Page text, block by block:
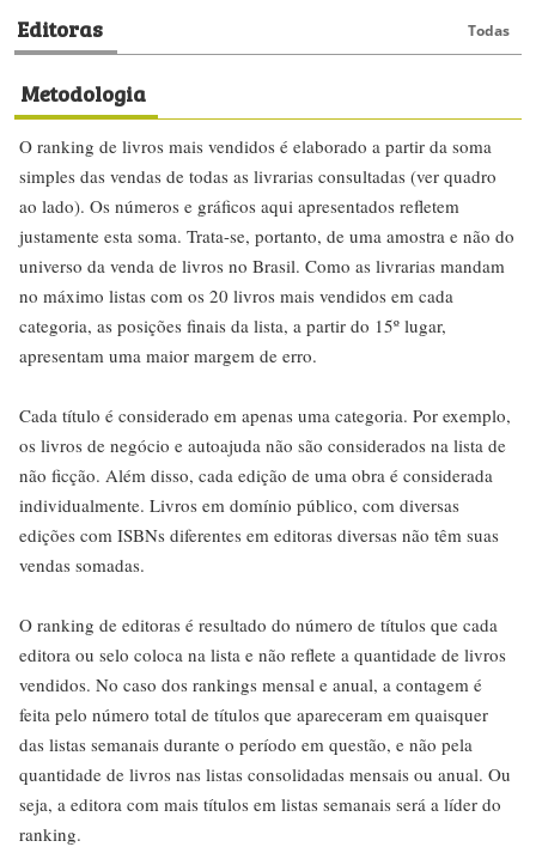
Editoras Todas
Metodologia
O ranking de livros mais vendidos é elaborado a partir da soma
simples das vendas de todas as livrarias consultadas (ver quadro
ao lado). Os números e gráficos aqui apresentados refletem
justamente esta soma. Trata-se, portanto, de uma amostra e não do
universo da venda de livros no Brasil. Como as livrarias mandam
no máximo listas com os 20 livros mais vendidos em cada
categoria, as posições finais da lista, a partir do 15º lugar,
apresentam uma maior margem de erro.
Cada título é considerado em apenas uma categoria. Por exemplo,
os livros de negócio e autoajuda não são considerados na lista de
não ficção. Além disso, cada edição de uma obra é considerada
individualmente. Livros em domínio público, com diversas
edições com ISBNs diferentes em editoras diversas não têm suas
vendas somadas.
O ranking de editoras é resultado do número de títulos que cada
editora ou selo coloca na lista e não reflete a quantidade de livros
vendidos. No caso dos rankings mensal e anual, a contagem é
feita pelo número total de títulos que apareceram em quaisquer
das listas semanais durante o período em questão, e não pela
quantidade de livros nas listas consolidadas mensais ou anual. Ou
seja, a editora com mais títulos em listas semanais será a líder do
ranking.